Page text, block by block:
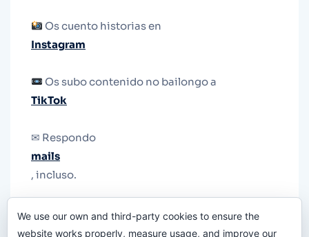
Os cuento historias en
Instagram
Os subo contenido no bailongo a
TikTok
✉ Respondo
mails
, incluso.
le quiten el teléfono.
We use our own and third-party cookies to ensure the
website works properly, measure usage, and improve our